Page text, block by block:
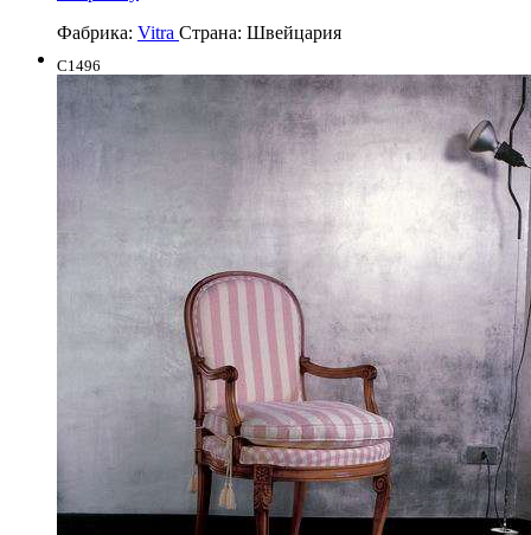
Фабрика: Vitra Страна: Швейцария
C1496